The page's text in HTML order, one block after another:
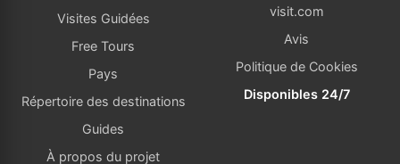
Visites Guidées
Free Tours
Pays
Répertoire des destinations
Guides
À propos du projet
visit.com
Avis
Politique de Cookies
Disponibles 24/7